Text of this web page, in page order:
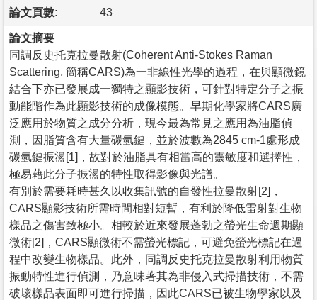
論文頁數: 43
論文摘要
同調反史托克拉曼散射(Coherent Anti-Stokes Raman
Scattering, 簡稱CARS)為一非線性光學的過程，在與顯微鏡
結合下亦已發展成一獨特之顯影技術，可針對特定分子之振
動能階作為此顯影技術的成像模態。早期化學家將CARS廣
泛應用於物質之成分分析，現今最為常見之應用為油脂偵
測，因脂質含有大量碳氫鍵，並於波數為2845 cm-1處形成
碳氫鍵振盪[1]，故對於油脂具有相當高的靈敏度和選擇性，
極易藉此分子振盪的特性取得影像與光譜。
有別於需要耗時甚久以收集訊號的自發性拉曼散射[2]，
CARS顯影技術所需時間相對短暫，有利於降低雷射對生物
樣品之傷害致極小。相較於近來發展蓬勃之螢光生命週期顯
微術[2]，CARS顯微術不需螢光標記，可避免螢光標記在過
程中改變生物樣品。此外，同調反史托克拉曼散射利用物質
振動特性進行偵測，乃意味著其為非侵入式掃描技術，不需
破壞樣品表面即可進行掃描，因此CARS已被生物學家以及